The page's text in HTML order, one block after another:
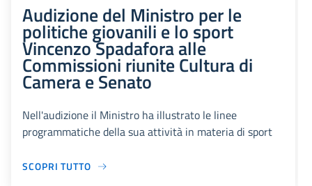
Audizione del Ministro per le
politiche giovanili e lo sport
Vincenzo Spadafora alle
Commissioni riunite Cultura di
Camera e Senato
Nell'audizione il Ministro ha illustrato le linee
programmatiche della sua attività in materia di sport
SCOPRI TUTTO